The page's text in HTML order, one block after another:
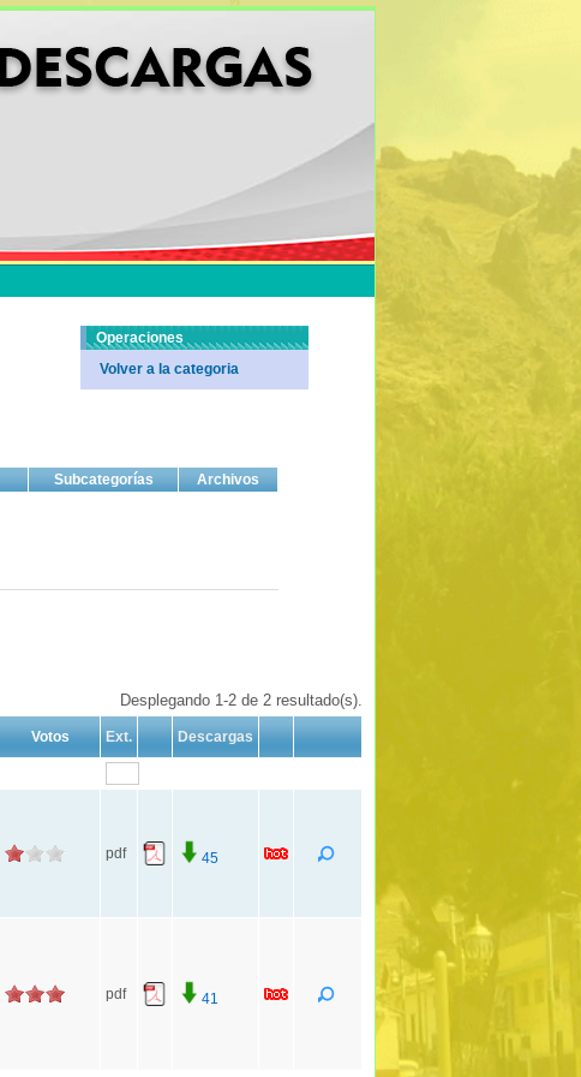
Subcategorías Archivos
Desplegando 1-2 de 2 resultado(s).
Votos Ext. Descargas
pdf 45
pdf 41
Operaciones
Volver a la categoria